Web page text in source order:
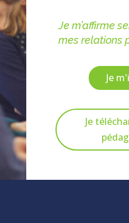
Je m’affirme
mes relations
Je
Je